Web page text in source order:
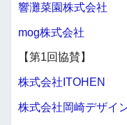
響灘菜園株式会社
mog株式会社
【第1回協賛】
株式会社ITOHEN
株式会社岡崎デザイ